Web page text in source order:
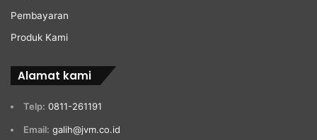
Pembayaran
Produk Kami
Alamat kami
Telp: 0811-261191
Email: galih@jvm.co.id